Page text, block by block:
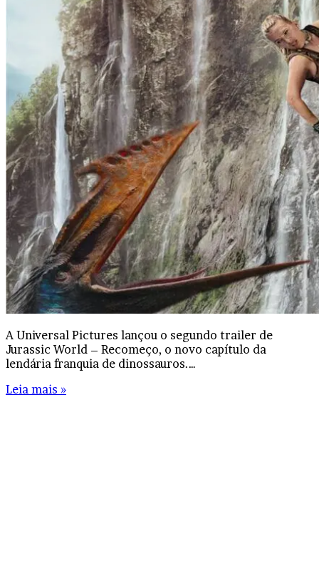
A Universal Pictures lançou o segundo trailer de
Jurassic World – Recomeço, o novo capítulo da
lendária franquia de dinossauros.…
Leia mais »